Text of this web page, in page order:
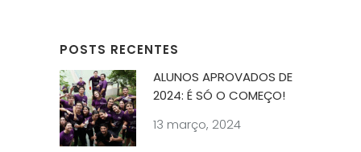
POSTS RECENTES
ALUNOS APROVADOS DE
2024: É SÓ O COMEÇO!
13 março, 2024